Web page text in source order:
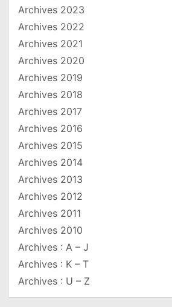
Archives 2023
Archives 2022
Archives 2021
Archives 2020
Archives 2019
Archives 2018
Archives 2017
Archives 2016
Archives 2015
Archives 2014
Archives 2013
Archives 2012
Archives 2011
Archives 2010
Archives : A – J
Archives : K – T
Archives : U – Z